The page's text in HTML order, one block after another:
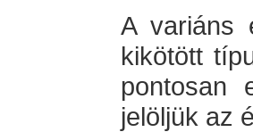
A variáns
kikötött
pontosan
jelöljük az